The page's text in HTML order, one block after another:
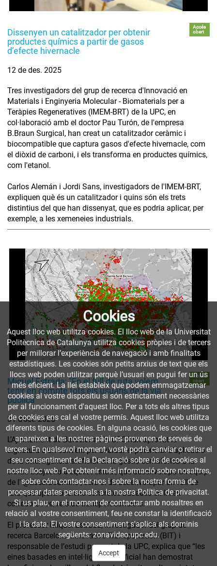
Dissenyen un catalitzador per obtenir
productes químics a partir de gasos
d’efecte hivernacle
Accés
obert
12 de des. 2025
Tres investigadors del grup de recerca d'Innovació en
Materials i Enginyeria Molecular - Biomaterials per a
Teràpies Regeneratives (IMEM-BRT) de la UPC, en
col·laboració amb el doctor Pau Turón, de l'empresa
B.Braun Surgical, han creat un catalitzador ceràmic i
biocompatible que captura gasos d'efecte hivernacle, com
el diòxid de carboni, i els transforma en productes químics,
com l'etanol.
Carlos Alemán i Jordi Sans, investigadors de l'IMEM-BRT,
expliquen què és un catalitzador i quins són els trets
distintius del que han dissenyat, que es podria aplicar, per
exemple, a les xemeneies industrials.
Miquel Estrada: "En el full de ruta volem
tenir en compte tots els usuaris de la via
pública"
Accés
obert
31 d’oct. 2025
L’Ajuntament de Barcelona i la UPC han aprovat la
signatura d’un conveni per avaluar el potencial d’aplicació
de la intel·ligència artificial en la gestió semafòrica a la
ciutat. L’objectiu d’aquest estudi, que desenvolupa un equip
de l' @EscolaCamins , serà el de desenvolupar un full de
ruta que aporti accions concretes basades en IA en
corredors i serveis de transport concrets.
El professor Miquel Estrada, investigador del grup de
recerca Barcelona Innovative Transportation (BIT) i
responsable de l’estudi per part de la UPC, explica que “les
eines basades en intel·ligència artificial han demostrat
Cookies
Aquest lloc web utilitza cookies. El lloc web de la Universitat
Politècnica de Catalunya utilitza cookies pròpies i de tercers
per millorar l’experiència de navegació i amb finalitats
estadístiques. Les cookies són petits arxius de text que els
llocs web poden utilitzar perquè l’usuari en pugui fer un ús
més eficient. La llei estableix que podem emmagatzemar
cookies al vostre dispositiu si són estrictament necessàries
per al funcionament d'aquest lloc. Per a tots els altres tipus
de cookies ens cal el vostre permís. Aquest lloc web utilitza
diferents tipus de cookies. En alguna ocasió, les cookies que
apareixen a les nostres pàgines provenen de serveis de
tercers. En qualsevol moment, vostè podrà canviar o retirar el
seu consentiment de la Declaració sobre ús de cookies al
nostre lloc web. Pot obtenir més informació sobre nosaltres,
sobre cóm contactar-nos i sobre la nostra forma de
processar dates personals a la nostra Política de privacitat.
Si us plau, en el moment de contactar amb nosaltres en
relació al vostre consentiment, feu-ne constar la identificació
i la data. El vostre consentiment s'aplica als dominis
següents: zonavideo.upc.edu.
Accept